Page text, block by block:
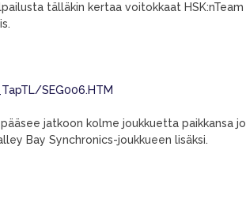
tälläkin kertaa voitokkaat HSK:nTeam
SEG006.HTM
jatkoon kolme joukkuetta paikkansa jo
Bay Synchronics-joukkueen lisäksi.